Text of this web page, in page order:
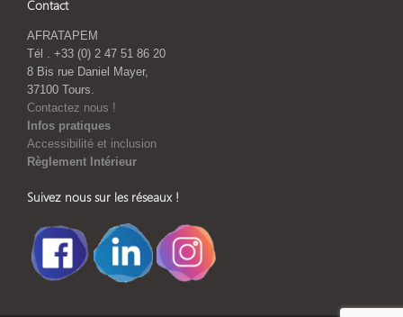
Contact
AFRATAPEM
Tél . +33 (0) 2 47 51 86 20
8 Bis rue Daniel Mayer,
37100 Tours.
Contactez nous !
Infos pratiques
Accessibilité et inclusion
Règlement Intérieur
Suivez nous sur les réseaux !